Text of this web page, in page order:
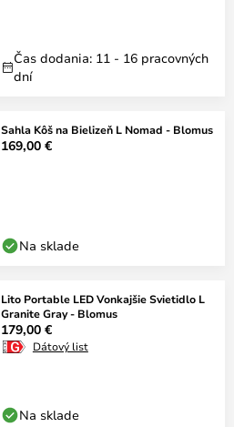
Čas dodania: 11 - 16 pracovných
dní
Sahla Kôš na Bielizeň L Nomad - Blomus
169,00 €
Na sklade
Lito Portable LED Vonkajšie Svietidlo L
Granite Gray - Blomus
179,00 €
Dátový list
Na sklade